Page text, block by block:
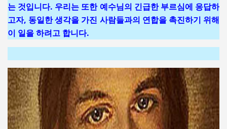
는 것입니다. 우리는 또한 예수님의 긴급한 부르심에 응답하
고자, 동일한 생각을 가진 사람들과의 연합을 촉진하기 위해
이 일을 하려고 합니다.